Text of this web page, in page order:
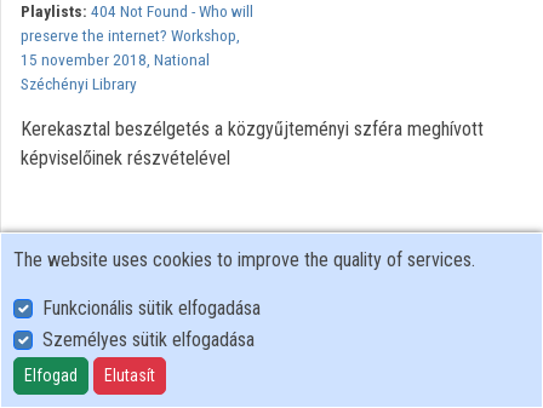
Playlists: 404 Not Found - Who will
preserve the internet? Workshop,
15 november 2018, National
Széchényi Library
Kerekasztal beszélgetés a közgyűjteményi szféra meghívott
képviselőinek részvételével
User Policy
Adatkezelési tájékoztató (en)
Cookie Policy
The website uses cookies to improve the quality of services.
Funkcionális sütik elfogadása
Személyes sütik elfogadása
Elfogad Elutasít